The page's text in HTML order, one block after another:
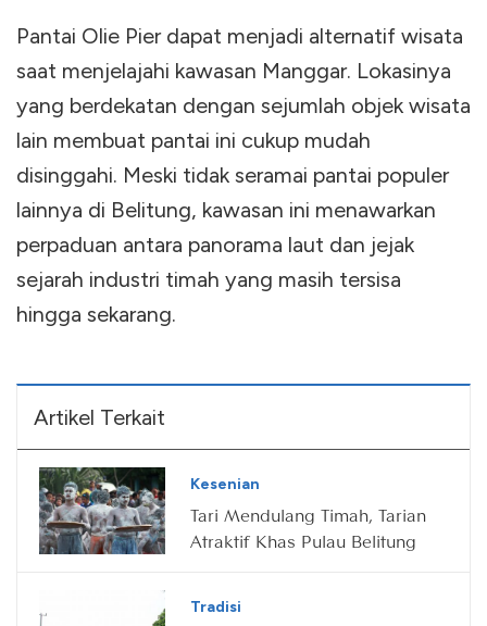
Pantai Olie Pier dapat menjadi alternatif wisata
saat menjelajahi kawasan Manggar. Lokasinya
yang berdekatan dengan sejumlah objek wisata
lain membuat pantai ini cukup mudah
disinggahi. Meski tidak seramai pantai populer
lainnya di Belitung, kawasan ini menawarkan
perpaduan antara panorama laut dan jejak
sejarah industri timah yang masih tersisa
hingga sekarang.
Artikel Terkait
Kesenian
Tari Mendulang Timah, Tarian
Atraktif Khas Pulau Belitung
Tradisi